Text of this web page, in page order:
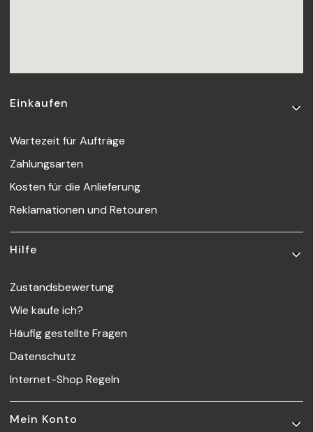
Fußzeilenmenü
Einkaufen
Wartezeit für Aufträge
Zahlungsarten
Kosten für die Anlieferung
Reklamationen und Retouren
Hilfe
Zustandsbewertung
Wie kaufe ich?
Häufig gestellte Fragen
Datenschutz
Internet-Shop Regeln
Mein Konto